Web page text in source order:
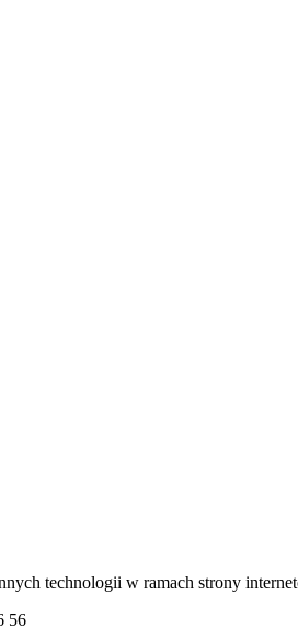
technologii w ramach strony
56